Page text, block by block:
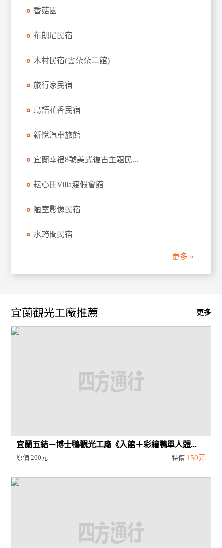
旅
計
香菇園
布朗尼民宿
木村民宿(雲朵朵二館)
旅行家民宿
鳥語花香民宿
新悅汽車旅館
宜蘭幸福8號美式復古主題民...
耘心田Villa渡假會館
陋室影像民宿
水筠間民宿
更多 »
更多
宜蘭觀光工廠推薦
宜蘭五結－博士鴨觀光工廠《入館＋彩繪鴨單人體...
原價200元 特價 150元